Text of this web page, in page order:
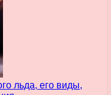
льда, его виды,